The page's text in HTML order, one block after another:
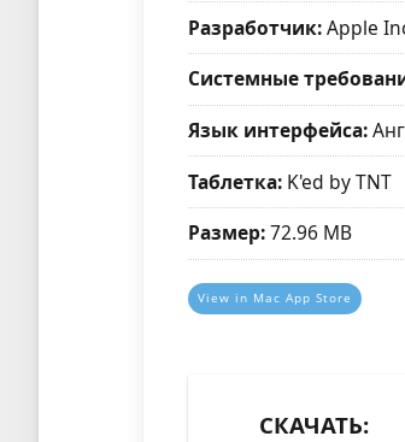
Разработчик:Apple
Системные
Язык интерфейса:
Таблетка: K'ed by TNT
Размер:72.96 MB
View in Mac App Store
СКАЧАТЬ: